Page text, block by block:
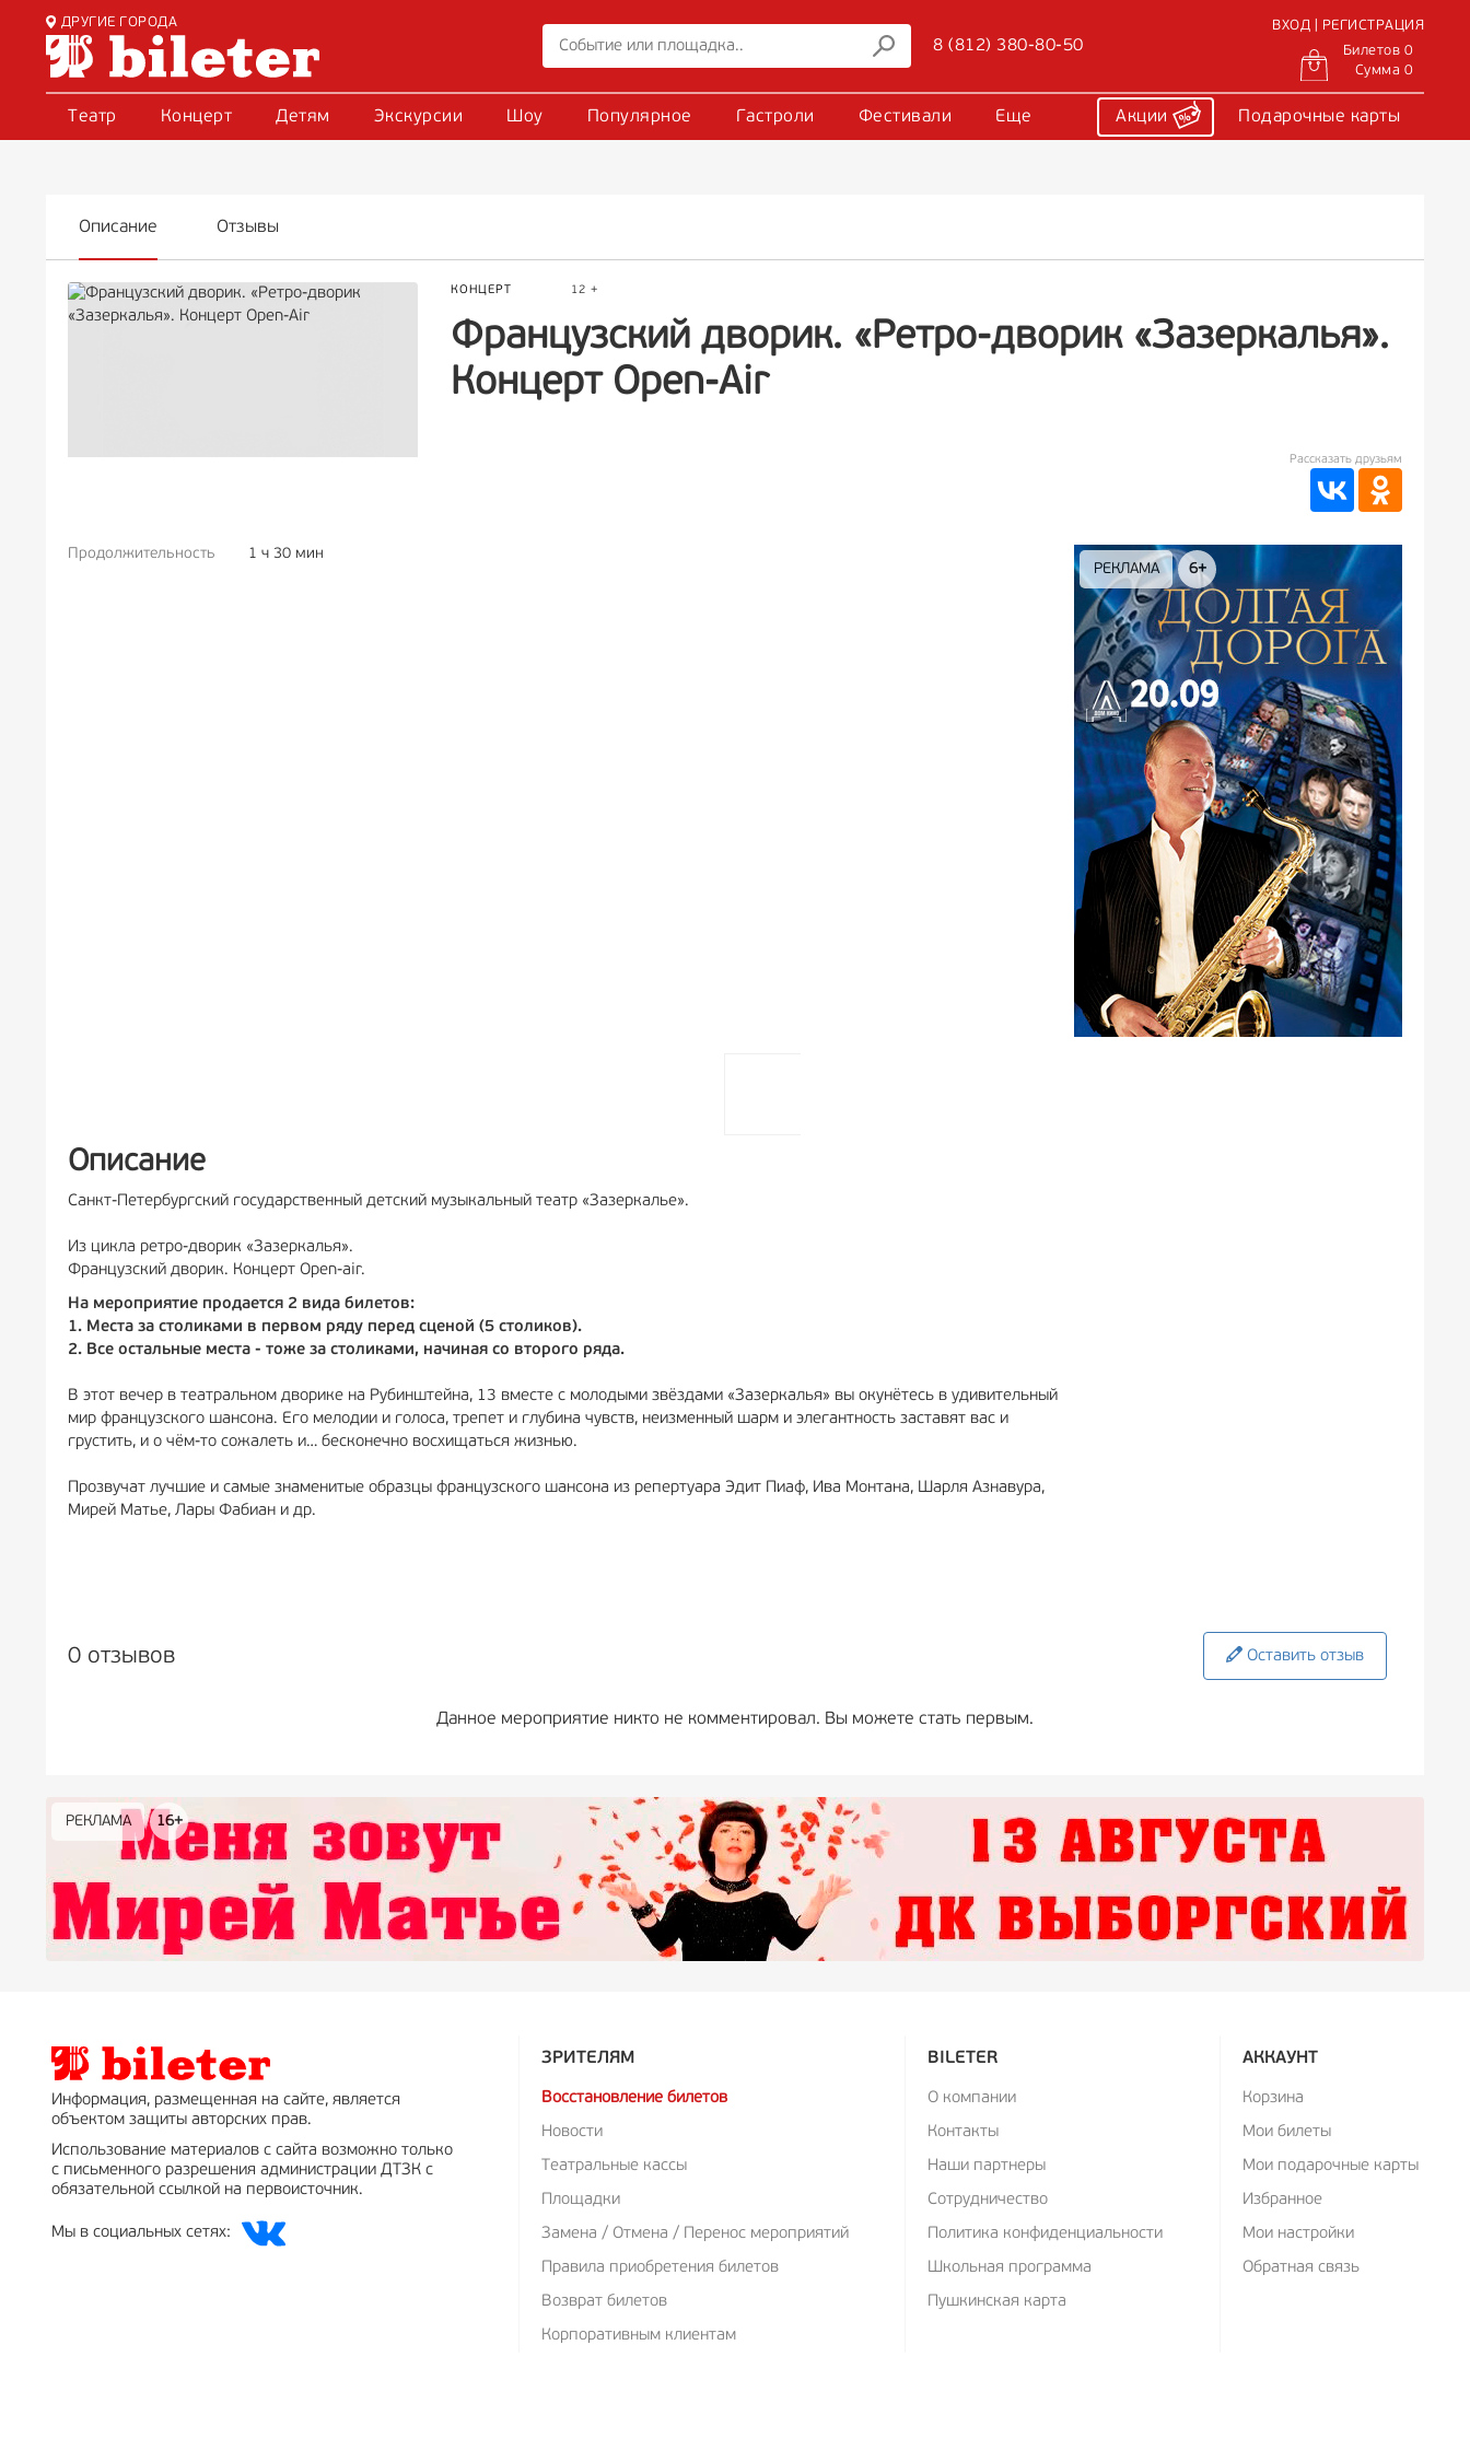
ДРУГИЕ ГОРОДА
8 (812) 380-80-50
ВХОД | РЕГИСТРАЦИЯ
Билетов 0
Сумма 0
Театр Концерт Детям Экскурсии Шоу Популярное Гастроли Фестивали Еще Акции Подарочные карты
Описание Отзывы
КОНЦЕРТ 12 +
Французский дворик. «Ретро-дворик «Зазеркалья».
Концерт Open-Air
Рассказать друзьям
Продолжительность 1 ч 30 мин
Описание
Санкт-Петербургский государственный детский музыкальный театр «Зазеркалье».
Из цикла ретро-дворик «Зазеркалья».
Французский дворик. Концерт Open-air.
На мероприятие продается 2 вида билетов:
1. Места за столиками в первом ряду перед сценой (5 столиков).
2. Все остальные места - тоже за столиками, начиная со второго ряда.
В этот вечер в театральном дворике на Рубинштейна, 13 вместе с молодыми звёздами «Зазеркалья» вы окунётесь в удивительный
мир французского шансона. Его мелодии и голоса, трепет и глубина чувств, неизменный шарм и элегантность заставят вас и
грустить, и о чём-то сожалеть и… бесконечно восхищаться жизнью.
Прозвучат лучшие и самые знаменитые образцы французского шансона из репертуара Эдит Пиаф, Ива Монтана, Шарля Азнавура,
Мирей Матье, Лары Фабиан и др.
РЕКЛАМА 12+
0 отзывов Оставить отзыв
Данное мероприятие никто не комментировал. Вы можете стать первым.
РЕКЛАМА 16+
РЕКЛАМА 16+
РЕКЛАМА 12+
РЕКЛАМА
РЕКЛАМА 0+
РЕКЛАМА 18+
Информация, размещенная на сайте, является
объектом защиты авторских прав.
Использование материалов с сайта возможно только
с письменного разрешения администрации ДТЗК с
обязательной ссылкой на первоисточник.
Мы в социальных сетях:
ЗРИТЕЛЯМ
Восстановление билетов
Новости
Театральные кассы
Площадки
Замена / Отмена / Перенос мероприятий
Правила приобретения билетов
Возврат билетов
Корпоративным клиентам
BILETER
О компании
Контакты
Наши партнеры
Сотрудничество
Политика конфиденциальности
Школьная программа
Пушкинская карта
АККАУНТ
Корзина
Мои билеты
Мои подарочные карты
Избранное
Мои настройки
Обратная связь